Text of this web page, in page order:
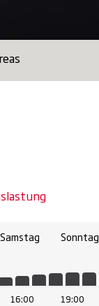
Samstag Sonntag
16:00 19:00